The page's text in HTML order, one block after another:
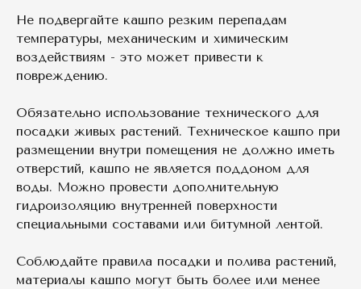
Не подвергайте кашпо резким перепадам
температуры, механическим и химическим
воздействиям - это может привести к
повреждению.
Обязательно использование технического для
посадки живых растений. Техническое кашпо при
размещении внутри помещения не должно иметь
отверстий, кашпо не является поддоном для
воды. Можно провести дополнительную
гидроизоляцию внутренней поверхности
специальными составами или битумной лентой.
Соблюдайте правила посадки и полива растений,
материалы кашпо могут быть более или менее